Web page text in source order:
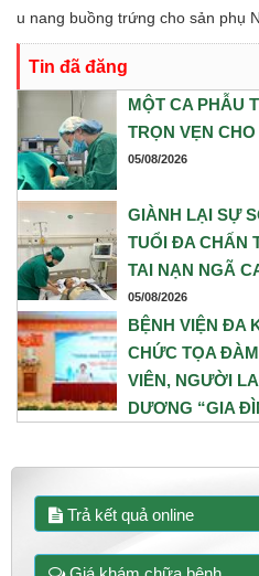
u nang buồng trứng cho sản phụ
trạng chuyển dạ con so, ngôi
trứng phải. Trước những yếu tố
Gây mê Hồi sức đã phối hợp chặt
thuật tối ưu nhằm đảm bảo an
Tin đã đăng
MỘT CA PHẪU
TRỌN VẸN
05/08/2026
GIÀNH LẠI SỰ
TUỔI ĐA CHẤN
TAI NẠN NGÃ
05/08/2026
BỆNH VIỆN ĐA
CHỨC TỌA
VIÊN, NGƯỜI
DƯƠNG “GIA
Trả kết quả online